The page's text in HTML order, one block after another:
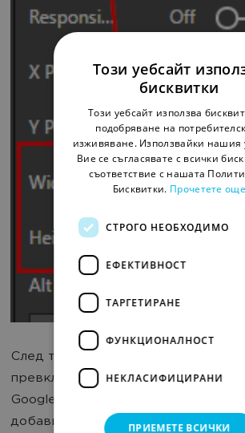
След това следва създаване на
превключватели. Просто намерих
Google, внимателно изрязах
добавих като изображение в
Този уебсайт
бисквитки
Този уебсайт използва
подобряване на
изживяване. Използвайки нашия
Вие се съгласявате с всички
съответствие с нашата
Бисквитки. Прочетете още
СТРОГО НЕОБХОДИМО
ЕФЕКТИВНОСТ
ТАРГЕТИРАНЕ
ФУНКЦИОНАЛНОСТ
НЕКЛАСИФИЦИРАНИ
ПРИЕМЕТЕ ВСИЧКИ